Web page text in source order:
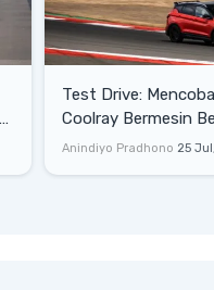
Test Drive: Mencoba Geely
Coolray Bermesin
di Sirkuit Mandalika
Anindiyo Pradhono 25